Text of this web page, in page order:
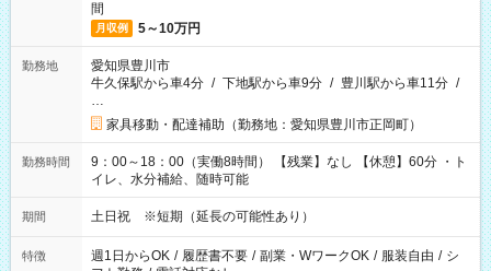
間
月収例 5～10万円
勤務地
愛知県豊川市
牛久保駅から車4分 / 下地駅から車9分 / 豊川駅から車11分 /
…
家具移動・配達補助（勤務地：愛知県豊川市正岡町）
勤務時間
9：00～18：00（実働8時間） 【残業】なし 【休憩】60分 ・ト
イレ、水分補給、随時可能
期間 土日祝 ※短期（延長の可能性あり）
特徴 週1日からOK / 履歴書不要 / 副業・WワークOK / 服装自由 / シ